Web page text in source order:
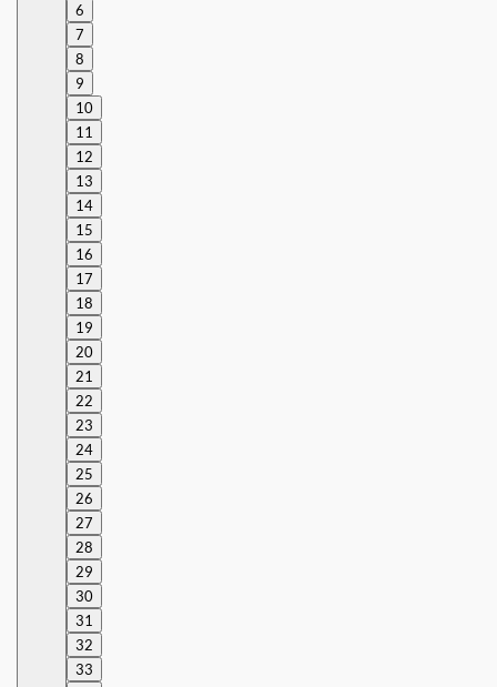
6
7
8
9
10
11
12
13
14
15
16
17
18
19
20
21
22
23
24
25
26
27
28
29
30
31
32
33